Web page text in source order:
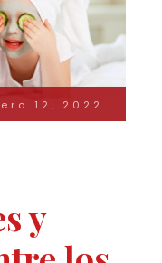
12, 2022
y